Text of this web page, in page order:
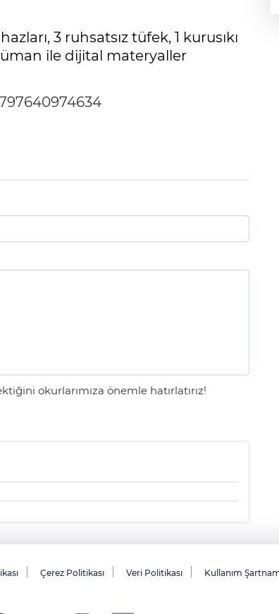
3 ruhsatsız tüfek, 1 kurusıkı
ile dijital materyaller
okurlarımıza önemle hatırlatırız!
Çerez Politikası Veri Politikası Kullanım